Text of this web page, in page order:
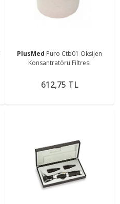
PlusMed Puro Ctb01 Oksijen
Konsantratörü Filtresi
612,75 TL